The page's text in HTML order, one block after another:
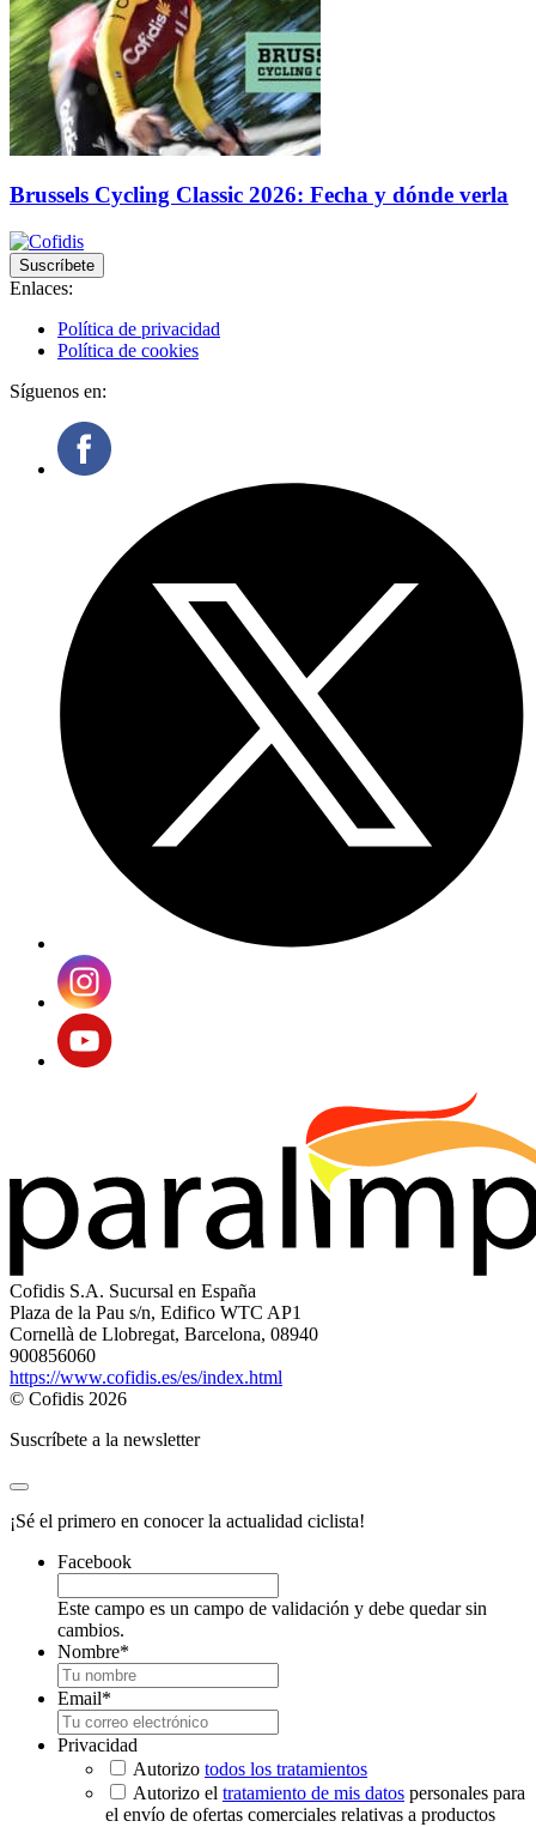
Brussels Cycling Classic 2026: Fecha y dónde verla
Suscríbete
Enlaces:
Política de privacidad
Política de cookies
Síguenos en:
Cofidis S.A. Sucursal en España
Plaza de la Pau s/n, Edifico WTC AP1
Cornellà de Llobregat, Barcelona, 08940
900856060
https://www.cofidis.es/es/index.html
© Cofidis 2026
Suscríbete a la newsletter
¡Sé el primero en conocer la actualidad ciclista!
Facebook
Este campo es un campo de validación y debe quedar sin
cambios.
Nombre*
Email*
Privacidad
Autorizo todos los tratamientos
Autorizo el tratamiento de mis datos personales para
el envío de ofertas comerciales relativas a productos